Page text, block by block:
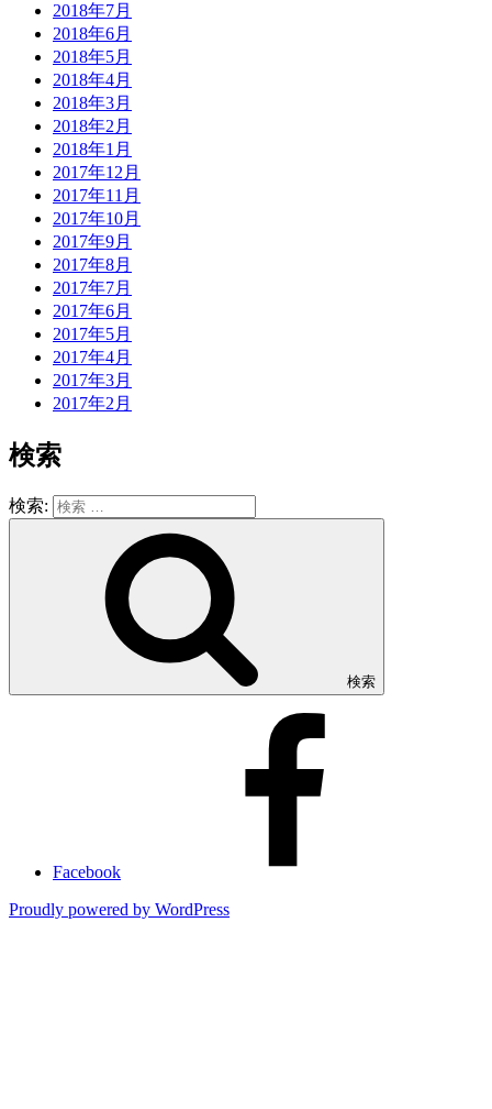
2018年7月
2018年6月
2018年5月
2018年4月
2018年3月
2018年2月
2018年1月
2017年12月
2017年11月
2017年10月
2017年9月
2017年8月
2017年7月
2017年6月
2017年5月
2017年4月
2017年3月
2017年2月
検索
検索:
検索
Facebook
Proudly powered by WordPress